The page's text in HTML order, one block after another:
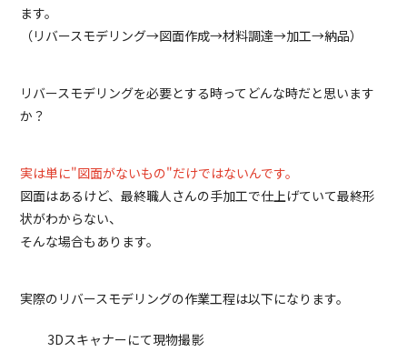
ます。
（リバースモデリング→図面作成→材料調達→加工→納品）
リバースモデリングを必要とする時ってどんな時だと思います
か？
実は単に"図面がないもの"だけではないんです。
図面はあるけど、最終職人さんの手加工で仕上げていて最終形
状がわからない、
そんな場合もあります。
実際のリバースモデリングの作業工程は以下になります。
3Dスキャナーにて現物撮影